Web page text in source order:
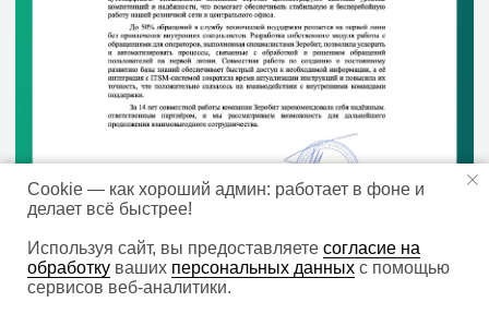
ИНН: 7724741091
ОГРН: 1107746220075
ОКВЭД: Разработка компьютерного программного
обеспечения (62.01)
Юридический адрес: 117447, город Москва, ул
Дмитрия Ульянова, д. 35 стр. 1, помещ. 17/2
Фактический (почтовый) адрес: 127521, г. Москва,
Шереметьевская улица, 47
Политика обработки персональных данных
Cookie — как хороший админ: работает в фоне и
делает всё быстрее!
Используя сайт, вы предоставляете согласие на
обработку ваших персональных данных с помощью
сервисов веб-аналитики.